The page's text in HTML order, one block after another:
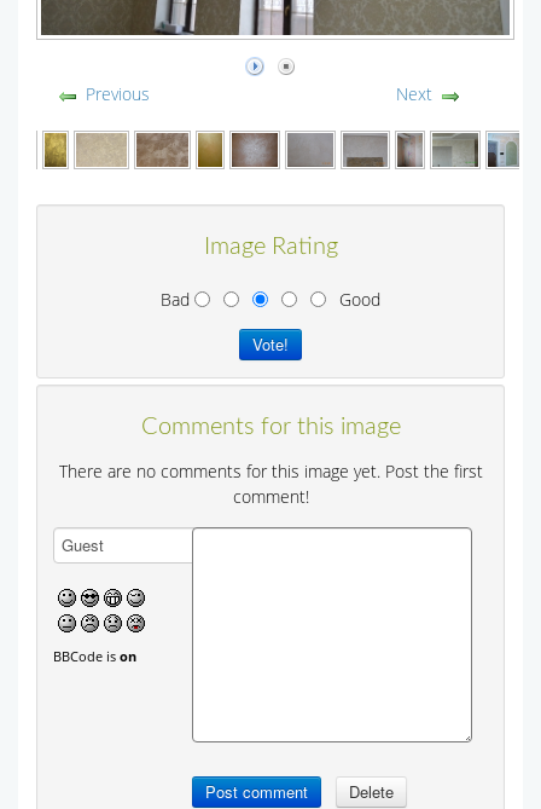
Previous Next
Image Rating
Bad Good
Comments for this image
There are no comments for this image yet. Post the first
comment!
BBCode ison